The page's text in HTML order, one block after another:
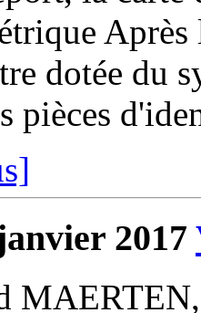
dotée du
pièces
2017